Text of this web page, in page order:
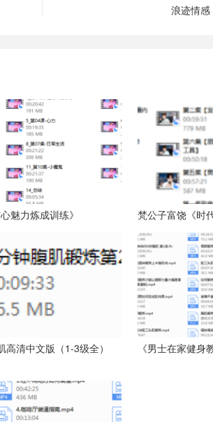
浪迹情感
魅力炼成训练》 梵公子富饶《时
高清中文版（1-3级全） 《男士在家健身